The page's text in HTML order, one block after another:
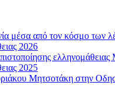
μέσα από τον κόσμο των
2026
2025
Μητσοτάκη στην